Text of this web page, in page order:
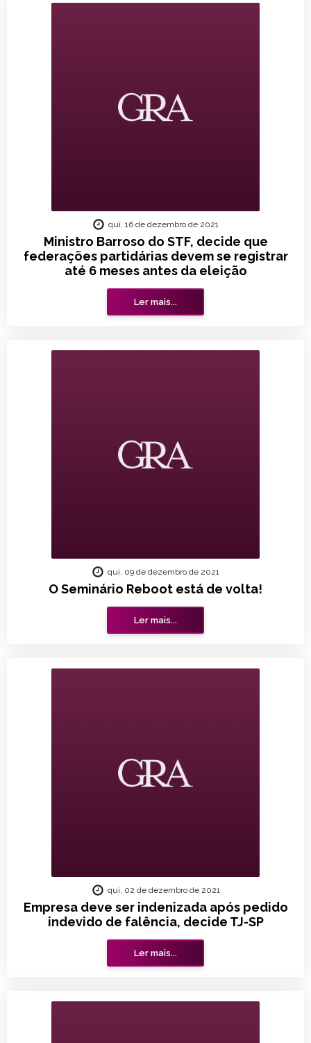
Ministro Barroso do STF, decide que
federações partidárias devem se registrar
até 6 meses antes da eleição
qui, 16 de dezembro de 2021
Ler mais...
O Seminário Reboot está de volta!
qui, 09 de dezembro de 2021
Ler mais...
Empresa deve ser indenizada após pedido
indevido de falência, decide TJ-SP
qui, 02 de dezembro de 2021
Ler mais...